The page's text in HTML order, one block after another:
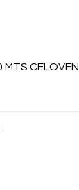
MTS CELOVEN